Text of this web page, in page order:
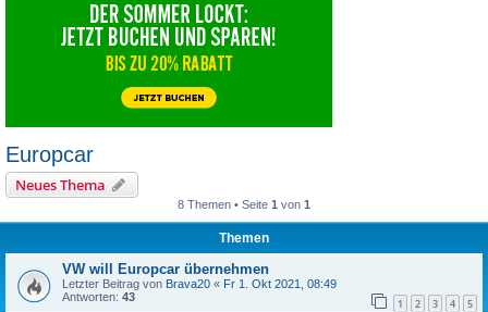
Europcar
Neues Thema
8 Themen • Seite 1 von 1
Themen
VW will Europcar übernehmen
Letzter Beitrag von Brava20 « Fr 1. Okt 2021, 08:49
Antworten: 43 1 2 3 4 5